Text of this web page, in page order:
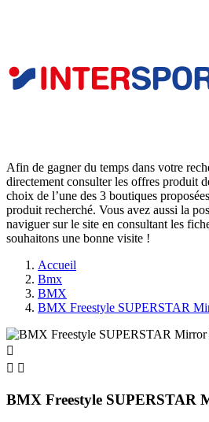
Afin de gagner du temps dans votre
directement consulter les offres produit
choix de l’une des 3 boutiques
produit recherché. Vous avez aussi la
naviguer sur le site en consultant les
souhaitons une bonne visite !
Accueil
Bmx
BMX
BMX Freestyle SUPERSTAR

 
BMX Freestyle SUPERSTAR